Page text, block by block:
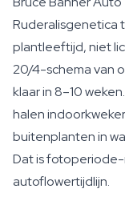
Ruderalisgenetica
plantleeftijd, niet
20/4-schema van
klaar in 8–10
halen
buitenplanten in
Dat is
autoflowertijdlijn.